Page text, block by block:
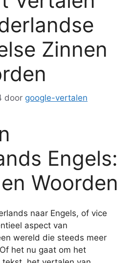
Zinnen
door google-vertalen
Engels:
Woorden
naar Engels, of vice
aspect van
wereld die steeds meer
het nu gaat om het